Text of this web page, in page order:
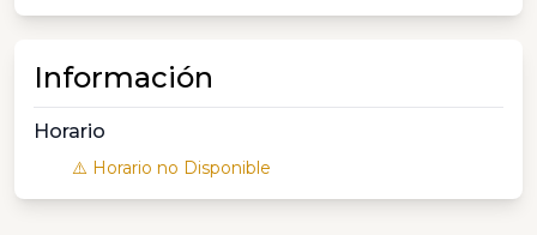
Información
Horario
⚠️ Horario no Disponible